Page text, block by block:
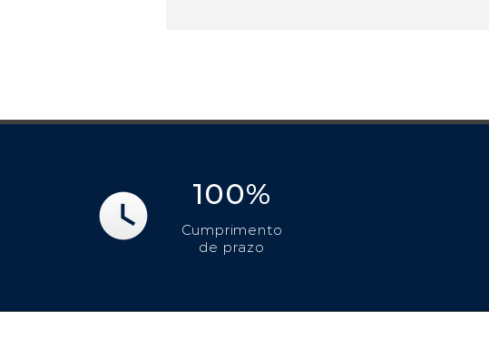
100%
Cumprimento
de prazo